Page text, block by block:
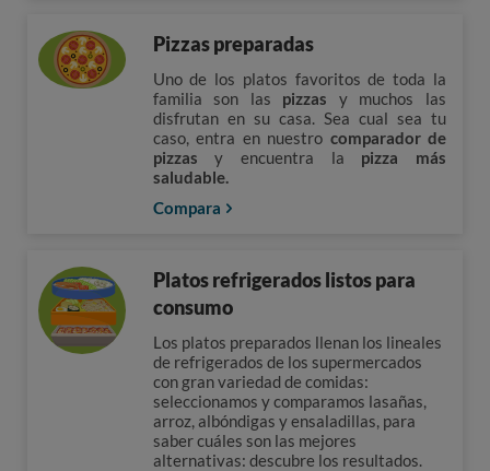
Pizzas preparadas
Uno de los platos favoritos de toda la
familia son las pizzas y muchos las
disfrutan en su casa. Sea cual sea tu
caso, entra en nuestro comparador de
pizzas y encuentra la pizza más
saludable.
Compara
Platos refrigerados listos para
consumo
Los platos preparados llenan los lineales
de refrigerados de los supermercados
con gran variedad de comidas:
seleccionamos y comparamos lasañas,
arroz, albóndigas y ensaladillas, para
saber cuáles son las mejores
alternativas: descubre los resultados.